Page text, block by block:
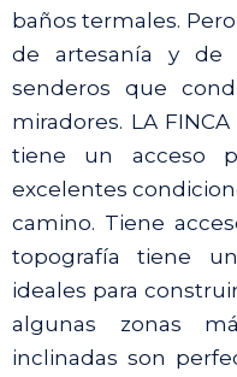
baños termales.
de artesanía y de
senderos que
miradores. LA
tiene un acceso
excelentes
camino. Tiene
topografía tiene
ideales para
algunas zonas
inclinadas son